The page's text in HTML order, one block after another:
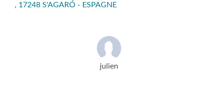
, 17248 S'AGARÓ - ESPAGNE
julien